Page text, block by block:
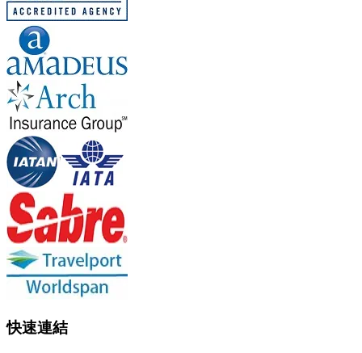
快速連結